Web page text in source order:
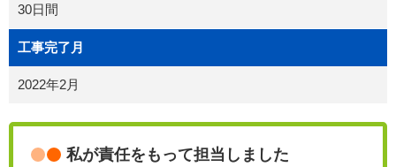
30日間
工事完了月
2022年2月
私が責任をもって担当しました